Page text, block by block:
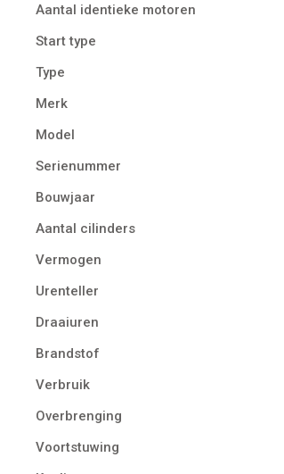
Aantal identieke motoren
Start type
Type
Merk
Model
Serienummer
Bouwjaar
Aantal cilinders
Vermogen
Urenteller
Draaiuren
Brandstof
Verbruik
Overbrenging
Voortstuwing